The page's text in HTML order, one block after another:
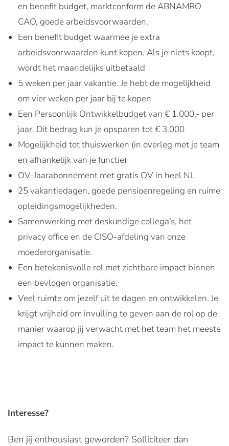
en benefit budget, marktconform de ABNAMRO
CAO, goede arbeidsvoorwaarden.
Een benefit budget waarmee je extra
arbeidsvoorwaarden kunt kopen. Als je niets koopt,
wordt het maandelijks uitbetaald
5 weken per jaar vakantie. Je hebt de mogelijkheid
om vier weken per jaar bij te kopen
Een Persoonlijk Ontwikkelbudget van € 1.000,- per
jaar. Dit bedrag kun je opsparen tot € 3.000
Mogelijkheid tot thuiswerken (in overleg met je team
en afhankelijk van je functie)
OV-Jaarabonnement met gratis OV in heel NL
25 vakantiedagen, goede pensioenregeling en ruime
opleidingsmogelijkheden.
Samenwerking met deskundige collega’s, het
privacy office en de CISO-afdeling van onze
moederorganisatie.
Een betekenisvolle rol met zichtbare impact binnen
een bevlogen organisatie.
Veel ruimte om jezelf uit te dagen en ontwikkelen. Je
krijgt vrijheid om invulling te geven aan de rol op de
manier waarop jij verwacht met het team het meeste
impact te kunnen maken.
Interesse?
Ben jij enthousiast geworden? Solliciteer dan